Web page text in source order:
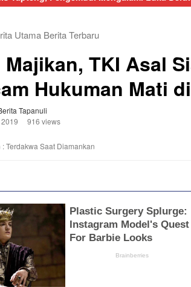
Utama Berita Terbaru
TKI Asal
Hukuman Mati
Tapanuli
916 views
: Terdakwa Saat Diamankan